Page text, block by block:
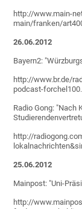
http://www.main-
main/franken/
26.06.2012
Bayern2:
http://www.br.de/
podcast-
Radio Gong: "Nach
http://
25.06.2012
Mainpost: "Uni-
http://